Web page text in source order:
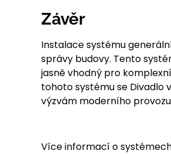
Závěr
Instalace systému
správy budovy. Tento
jasně vhodný pro
tohoto systému se Divadlo
výzvám moderního
Více informací o